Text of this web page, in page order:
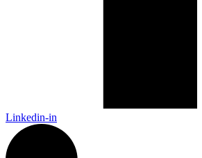
Linkedin-in